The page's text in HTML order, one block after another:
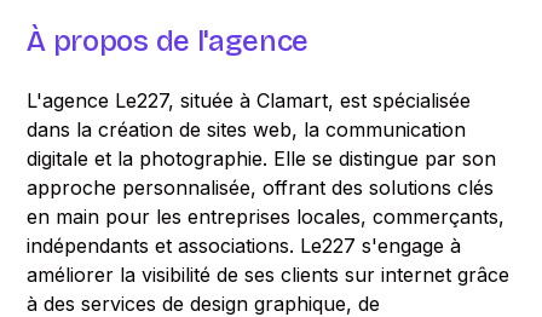
À propos de l'agence
L'agence Le227, située à Clamart, est spécialisée
dans la création de sites web, la communication
digitale et la photographie. Elle se distingue par son
approche personnalisée, offrant des solutions clés
en main pour les entreprises locales, commerçants,
indépendants et associations. Le227 s'engage à
améliorer la visibilité de ses clients sur internet grâce
à des services de design graphique, de